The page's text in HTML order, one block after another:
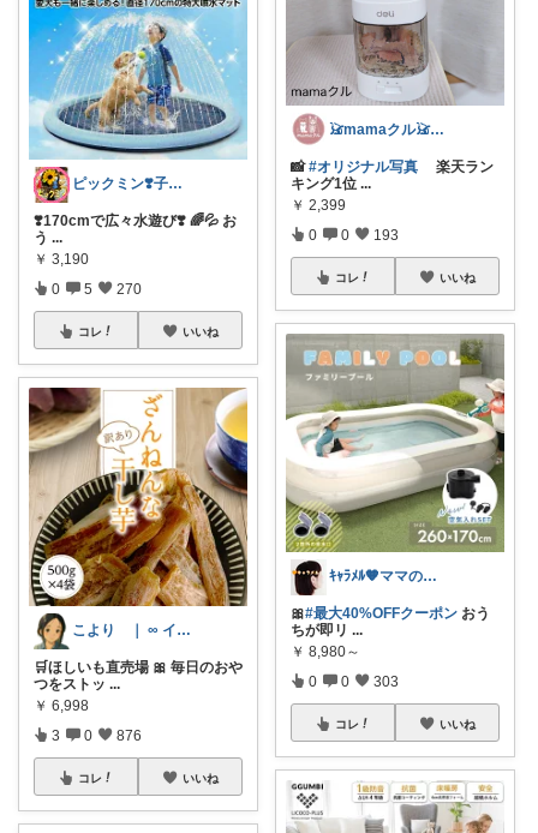
ピックミン❣️子育てパパママ応援グッズ
❣️170cmで広々水遊び❣️ 🌈💦 お
う ...
￥ 3,190
0 5 270
コレ いいね
こより ｜ ∞ イヤイライケレ ∞
🛒ほしいも直売場 🎀 毎日のおや
つをストッ ...
￥ 6,998
3 0 876
コレ いいね
𓃠mamaクル𓃠Thanks🏡
📸#オリジナル写真 楽天ラン
キング1位 ...
￥ 2,399
0 0 193
コレ いいね
ｷｬﾗﾒﾙ🧡ママのかわいい×ラク育児✼
🎀#最大40%OFFクーポン おう
ちが即リ ...
￥ 8,980～
0 0 303
コレ いいね